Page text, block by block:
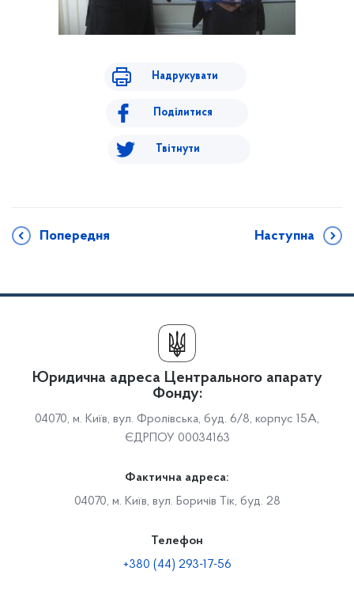
Надрукувати
Поділитися
Твітнути
Попередня Наступна
Юридична адреса Центрального апарату
Фонду:
04070, м. Київ, вул. Фролівська, буд. 6/8, корпус 15А,
ЄДРПОУ 00034163
Фактична адреса:
04070, м. Київ, вул. Боричів Тік, буд. 28
Телефон
+380 (44) 293-17-56